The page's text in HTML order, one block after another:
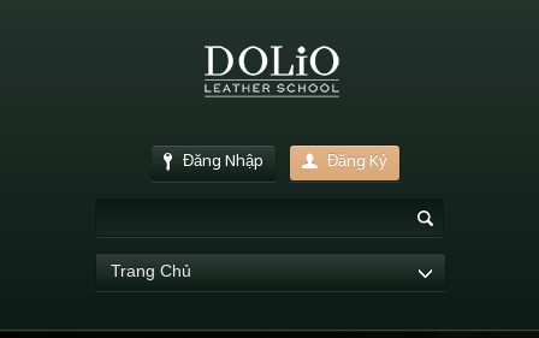
Đăng Nhập Đăng Ký
Trang Chủ